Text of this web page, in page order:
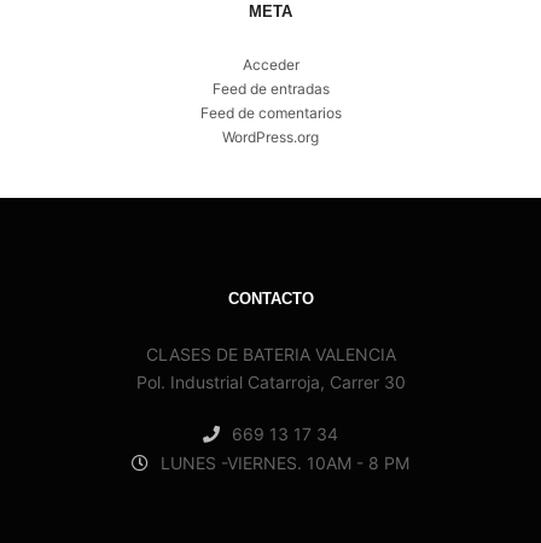
META
Acceder
Feed de entradas
Feed de comentarios
WordPress.org
CONTACTO
CLASES DE BATERIA VALENCIA
Pol. Industrial Catarroja, Carrer 30
669 13 17 34
LUNES -VIERNES. 10AM - 8 PM